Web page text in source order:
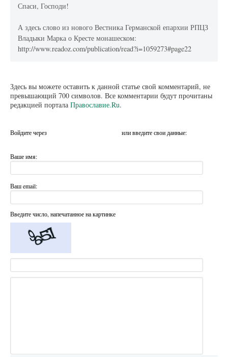
Спаси, Господи!
А здесь слово из нового Вестника Германской епархии РПЦЗ
Владыки Марка о Кресте монашеском:
http://www.readoz.com/publication/read?i=1059273#page22
Здесь вы можете оставить к данной статье свой комментарий, не
превышающий 700 символов. Все комментарии будут прочитаны
редакцией портала Православие.Ru.
Войдите через или введите свои данные:
Ваше имя:
Ваш email:
Введите число, напечатанное на картинке